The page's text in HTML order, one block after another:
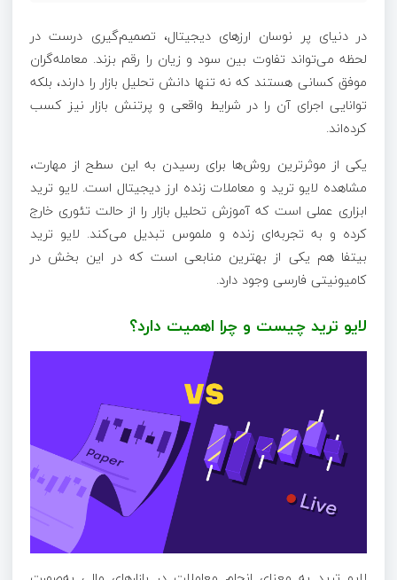
در دنیای پر نوسان ارزهای دیجیتال، تصمیم‌گیری درست در
لحظه می‌تواند تفاوت بین سود و زیان را رقم بزند. معامله‌گران
موفق کسانی هستند که نه‌ تنها دانش تحلیل بازار را دارند، بلکه
توانایی اجرای آن را در شرایط واقعی و پرتنش بازار نیز کسب
کرده‌اند.
یکی از موثرترین روش‌ها برای رسیدن به این سطح از مهارت،
مشاهده لایو ترید و معاملات زنده ارز دیجیتال است. لایو ترید
ابزاری عملی است که آموزش تحلیل بازار را از حالت تئوری خارج
کرده و به تجربه‌ای زنده و ملموس تبدیل می‌کند. لایو ترید
بیتفا هم یکی از بهترین منابعی است که در این بخش در
کامیونیتی فارسی وجود دارد.
لایو ترید چیست و چرا اهمیت دارد؟